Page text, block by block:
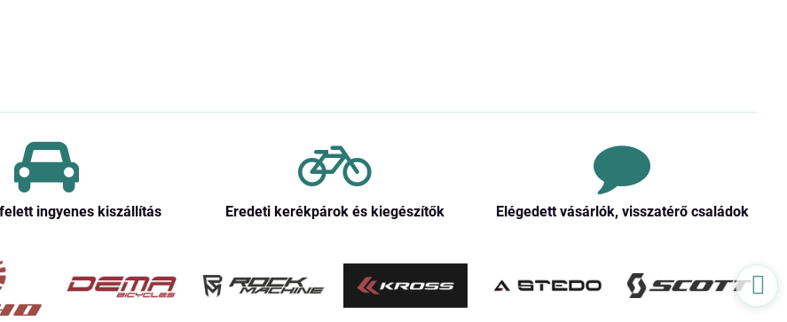
ingyenes kiszállítás Eredeti kerékpárok és kiegészítők Elégedett vásárlók, visszatérő családok